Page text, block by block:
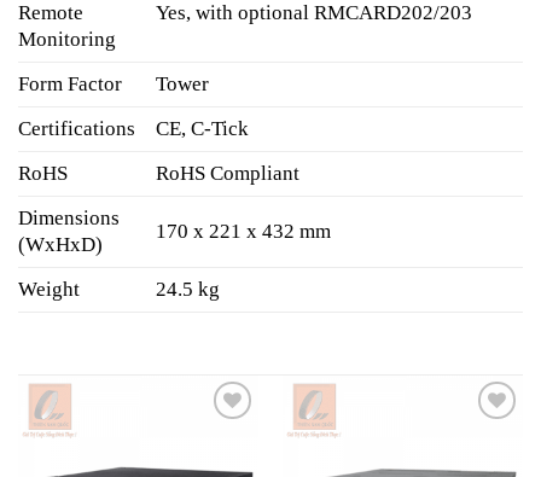
Remote
Monitoring
Yes, with optional RMCARD202/203
Form Factor
Tower
Certifications
CE, C-Tick
RoHS
RoHS Compliant
Dimensions
(WxHxD)
170 x 221 x 432 mm
Weight 24.5 kg